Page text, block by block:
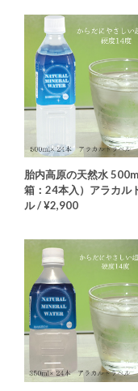
胎内高原の天然水
箱：24本入）アラカル
ル / ¥2,900